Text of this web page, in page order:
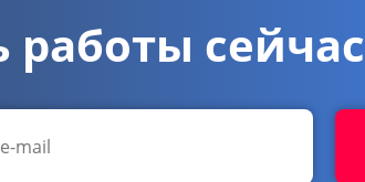
работы сейчас